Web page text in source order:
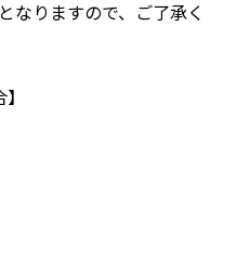
なりますので、ご了承く